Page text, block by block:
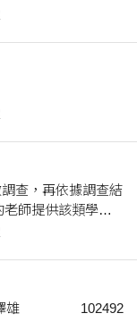
系所規劃的兩大
發展最有利的課
查，再依據調查結
師提供該類學生
望，給予適切的
姊來輔導低年級
詢。對於還不確定
第十二屆 專題學生名單 指導老師：陳澤雄 102492